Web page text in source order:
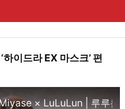
이드라 EX 마스크’ 편
× LuLuLun | 루루룬